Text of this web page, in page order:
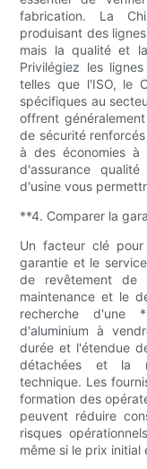
fabrication. La
produisant des
mais la qualité et
Privilégiez les
telles que l'ISO, le
spécifiques au
offrent
de sécurité
à des économies à
d'assurance
d'usine vous
**4. Comparer la
Un facteur clé
garantie et le
de revêtement de
maintenance et le
recherche d'une
d'aluminium à
durée et l'étendue
détachées et la
technique. Les
formation des
peuvent réduire
risques
même si le prix initial